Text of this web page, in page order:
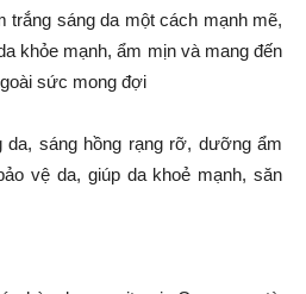
trắng sáng da một cách mạnh mẽ,
khỏe mạnh, ẩm mịn và mang đến
sức mong đợi
da, sáng hồng rạng rỡ, dưỡng ẩm
vệ da, giúp da khoẻ mạnh, săn